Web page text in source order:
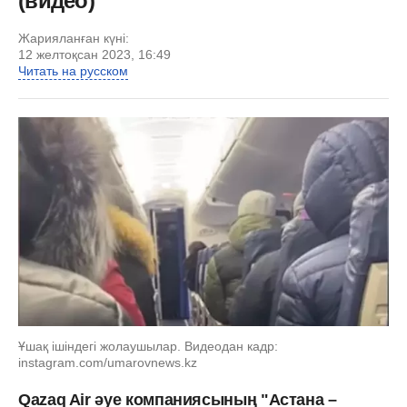
Жарияланған күні:
12 желтоқсан 2023, 16:49
Читать на русском
Ұшақ ішіндегі жолаушылар. Видеодан кадр:
instagram.com/umarovnews.kz
Qazaq Air әуе компаниясының "Астана –